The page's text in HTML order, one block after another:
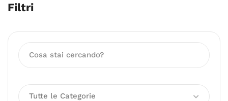
Filtri
Tutte le Categorie